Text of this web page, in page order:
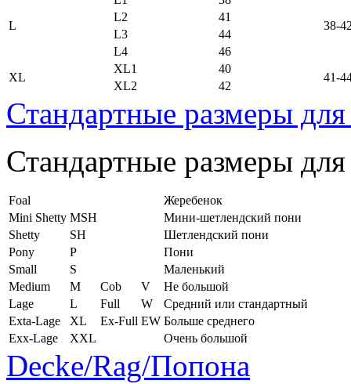
L
38-
L2
41
L3
44
L4
46
XL
XL1 40
41-
XL2 42
Стандартные размеры
Стандартные размеры
Foal
Жеребенок
Mini Shetty MSH
Мини-шетлендский пони
Shetty
SH
Шетлендский пони
Pony
P
Пони
Small
S
Маленький
Medium
M Cob V
Не большой
Lage
L Full W
Средний или стандартный
Exta-Lage
XL Ex-Full EW Больше среднего
Exx-Lage
XXL Очень большой
Decke/Rag/Попона